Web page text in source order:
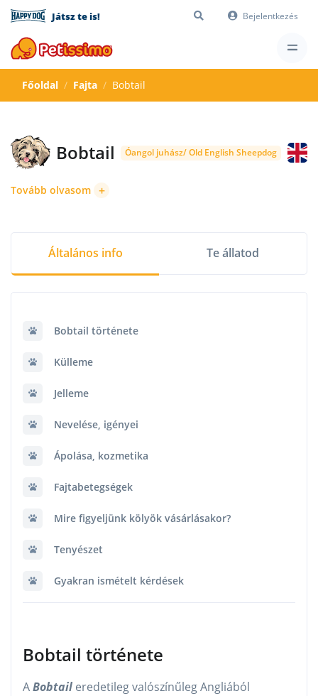
Játsz te is! Bejelentkezés
Főoldal Fajta Bobtail
Bobtail Óangol juhász/ Old English Sheepdog
Tovább olvasom +
Általános info Te állatod
Bobtail története
Külleme
Jelleme
Nevelése, igényei
Ápolása, kozmetika
Fajtabetegségek
Mire figyeljünk kölyök vásárlásakor?
Tenyészet
Gyakran ismételt kérdések
Bobtail története
ABobtail eredetileg valószínűleg Angliából